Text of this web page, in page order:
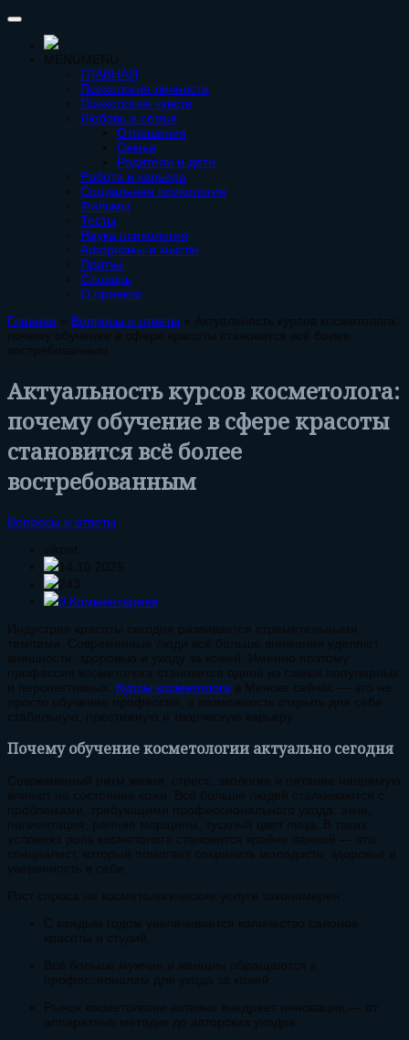
MENUMENU
ГЛАВНАЯ
Психология личности
Психология чувств
Любовь и семья
Отношения
Семья
Родители и дети
Работа и карьера
Социальная психология
Фильмы
Тесты
Наука психология
Афоризмы и мысли
Притчи
Словарь
О проекте
Главная » Вопросы и ответы » Актуальность курсов косметолога:
почему обучение в сфере красоты становится всё более
востребованным
Актуальность курсов косметолога:
почему обучение в сфере красоты
становится всё более
востребованным
Вопросы и ответы
vikont
14.10.2025
243
0 Комментариев
Индустрия красоты сегодня развивается стремительными
темпами. Современные люди всё больше внимания уделяют
внешности, здоровью и уходу за кожей. Именно поэтому
профессия косметолога становится одной из самых популярных
и перспективных. Курсы косметолога в Минске сейчас — это не
просто обучение профессии, а возможность открыть для себя
стабильную, престижную и творческую карьеру.
Почему обучение косметологии актуально сегодня
Современный ритм жизни, стресс, экология и питание напрямую
влияют на состояние кожи. Всё больше людей сталкиваются с
проблемами, требующими профессионального ухода: акне,
пигментация, ранние морщины, тусклый цвет лица. В таких
условиях роль косметолога становится крайне важной — это
специалист, который помогает сохранить молодость, здоровье и
уверенность в себе.
Рост спроса на косметологические услуги закономерен:
С каждым годом увеличивается количество салонов
красоты и студий.
Всё больше мужчин и женщин обращаются к
профессионалам для ухода за кожей.
Рынок косметологии активно внедряет инновации — от
аппаратных методик до авторских уходов.